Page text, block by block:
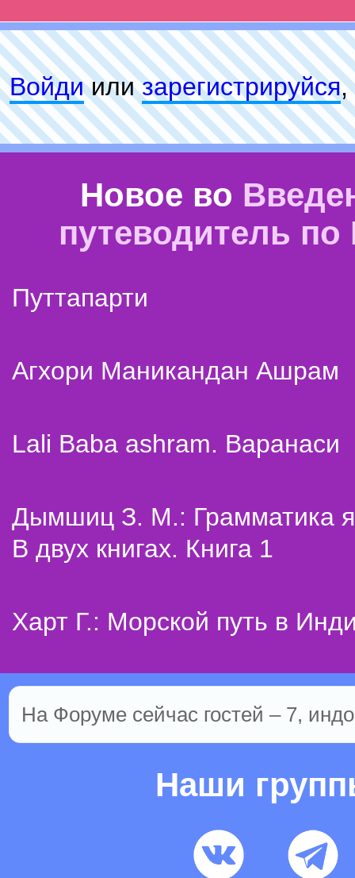
Войдиилизарeгиcтpируйся,
Новое во
путеводитель
Путтапарти
Агхори Маникандан Ашрам
Lali Baba ashram. Варанаси
Дымшиц З. М.: Грамматика
В двух книгах. Книга 1
Харт Г.: Морской путь в
На Форуме сейчас гостей – 7,
Наши